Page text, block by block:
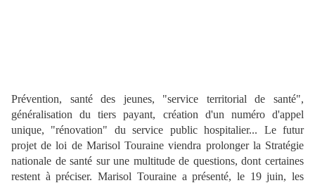
Prévention, santé des jeunes, "service territorial de santé",
généralisation du tiers payant, création d'un numéro d'appel
unique, "rénovation" du service public hospitalier... Le futur
projet de loi de Marisol Touraine viendra prolonger la Stratégie
nationale de santé sur une multitude de questions, dont certaines
restent à préciser.Marisol Touraine a présenté, le 19 juin, les